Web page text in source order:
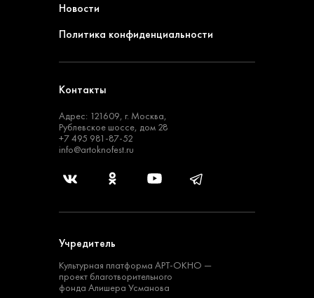
Новости
Политика конфиденциальности
Контакты
Адрес: 121609, г. Москва,
Рублевское шоссе, дом 28
+7 495 981-87-52
info@artoknofest.ru
Учредитель
Культурная платформа АРТ-ОКНО —
проект благотворительного
фонда Алишера Усманова